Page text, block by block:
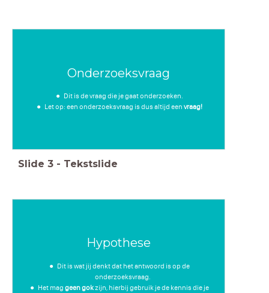
Onderzoeksvraag
Dit is de vraag die je gaat onderzoeken.
Let op: een onderzoeksvraag is dus altijd eenvraag!
Slide 3 - Tekstslide
Hypothese
Dit is wat jij denkt dat het antwoord is op de
onderzoeksvraag.
Het maggeen gokzijn, hierbij gebruik je de kennis die je